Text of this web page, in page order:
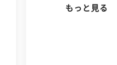
もっと見る